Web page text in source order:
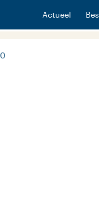
Actueel
naar een externe